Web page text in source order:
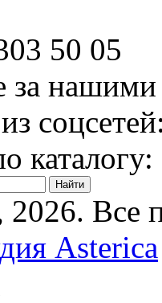
50 05
за
соцсетей:
каталогу:
2026. Все
Asterica